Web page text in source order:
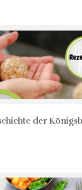
der